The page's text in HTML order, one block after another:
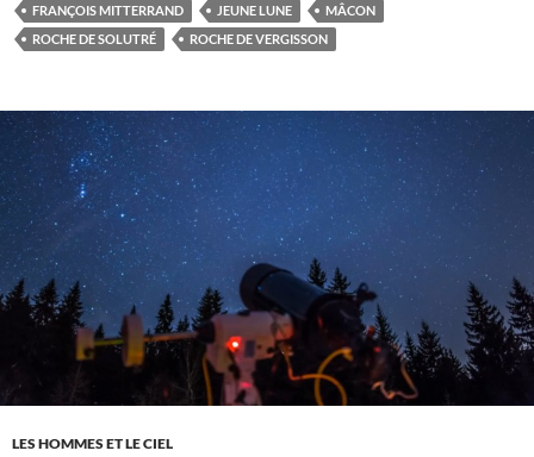
FRANÇOIS MITTERRAND
JEUNE LUNE
MÂCON
ROCHE DE SOLUTRÉ
ROCHE DE VERGISSON
LES HOMMES ET LE CIEL